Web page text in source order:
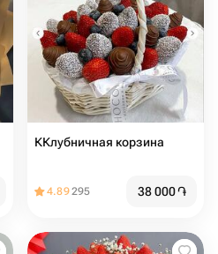
ККлубничная корзина
4.89295 38 000֏